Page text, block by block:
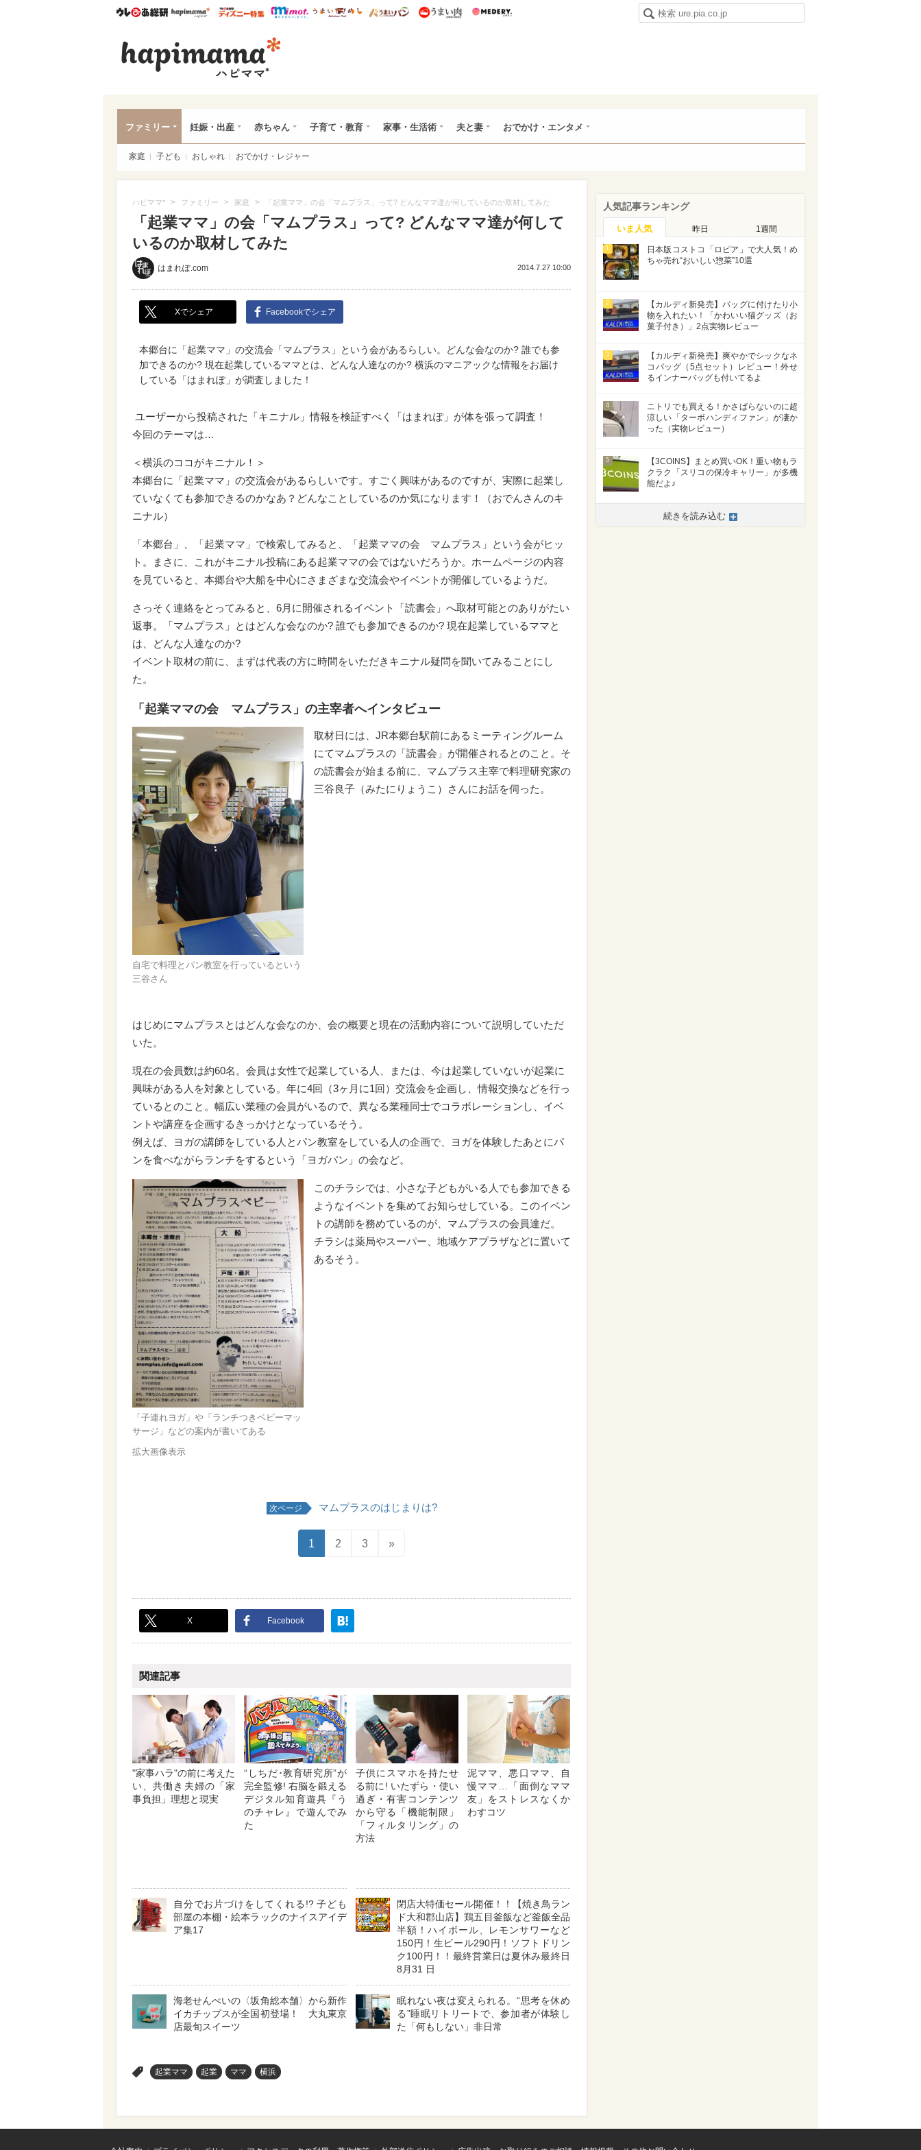
ウレぴあ総研ハピママ* ウレぴあ総研 ディズニー特集
mimot. うまいめし うまいパン うまい肉
ファミリー 妊娠・出産 赤ちゃん 子育て・教育 家事・生活術 夫と妻 おでかけ・エンタメ
家庭 子ども おしゃれ おでかけ・レジャー
ハピママ* > ファミリー > 家庭 > 「起業ママ」の会「マムプラス」って? どんなママ達が何しているのか取材してみた
「起業ママ」の会「マムプラス」って? どんなママ達が何して
いるのか取材してみた
はまれぽ.com 2014.7.27 10:00
Xでシェア Facebookでシェア
本郷台に「起業ママ」の交流会「マムプラス」という会があるらしい。どんな会なのか? 誰でも参
加できるのか? 現在起業しているママとは、どんな人達なのか? 横浜のマニアックな情報をお届け
している「はまれぽ」が調査しました！
ユーザーから投稿された「キニナル」情報を検証すべく「はまれぽ」が体を張って調査！
今回のテーマは…
＜横浜のココがキニナル！＞
本郷台に「起業ママ」の交流会があるらしいです。すごく興味があるのですが、実際に起業し
ていなくても参加できるのかなあ？どんなことしているのか気になります！（おでんさんのキ
ニナル）
「本郷台」、「起業ママ」で検索してみると、「起業ママの会 マムプラス」という会がヒッ
ト。まさに、これがキニナル投稿にある起業ママの会ではないだろうか。ホームページの内容
を見ていると、本郷台や大船を中心にさまざまな交流会やイベントが開催しているようだ。
さっそく連絡をとってみると、6月に開催されるイベント「読書会」へ取材可能とのありがたい
返事。「マムプラス」とはどんな会なのか? 誰でも参加できるのか? 現在起業しているママと
は、どんな人達なのか?
イベント取材の前に、まずは代表の方に時間をいただきキニナル疑問を聞いてみることにし
た。
「起業ママの会 マムプラス」の主宰者へインタビュー
自宅で料理とパン教室を行っているという
三谷さん
取材日には、JR本郷台駅前にあるミーティングルーム
にてマムプラスの「読書会」が開催されるとのこと。そ
の読書会が始まる前に、マムプラス主宰で料理研究家の
三谷良子（みたにりょうこ）さんにお話を伺った。
はじめにマムプラスとはどんな会なのか、会の概要と現在の活動内容について説明していただ
いた。
現在の会員数は約60名。会員は女性で起業している人、または、今は起業していないが起業に
興味がある人を対象としている。年に4回（3ヶ月に1回）交流会を企画し、情報交換などを行っ
ているとのこと。幅広い業種の会員がいるので、異なる業種同士でコラボレーションし、イベ
ントや講座を企画するきっかけとなっているそう。
例えば、ヨガの講師をしている人とパン教室をしている人の企画で、ヨガを体験したあとにパ
ンを食べながらランチをするという「ヨガパン」の会など。
「子連れヨガ」や「ランチつきベビーマッ
サージ」などの案内が書いてある
拡大画像表示
このチラシでは、小さな子どもがいる人でも参加できる
ようなイベントを集めてお知らせしている。このイベン
トの講師を務めているのが、マムプラスの会員達だ。
チラシは薬局やスーパー、地域ケアプラザなどに置いて
あるそう。
次ページ マムプラスのはじまりは?
1 2 3 »
X Facebook
関連記事
"家事ハラ"の前に考えた
い、共働き夫婦の「家
事負担」理想と現実
“しちだ･教育研究所”が
完全監修! 右脳を鍛える
デジタル知育遊具『う
のチャレ』で遊んでみ
た
子供にスマホを持たせ
る前に! いたずら・使い
過ぎ・有害コンテンツ
から守る「機能制限」
「フィルタリング」の
方法
泥ママ、悪口ママ、自
慢ママ…「面倒なママ
友」をストレスなくか
わすコツ
自分でお片づけをしてくれる!? 子ども
部屋の本棚・絵本ラックのナイスアイデ
ア集17
閉店大特価セール開催！！【焼き鳥ラン
ド大和郡山店】鶏五目釜飯など釜飯全品
半額！ハイボール、レモンサワーなど
150円！生ビール290円！ソフトドリン
ク100円！！最終営業日は夏休み最終日
8月31 日
海老せんべいの〈坂角総本舗〉から新作
イカチップスが全国初登場！ 大丸東京
店最旬スイーツ
眠れない夜は変えられる。“思考を休め
る”睡眠リトリートで、参加者が体験し
た「何もしない」非日常
起業ママ 起業 ママ 横浜
人気記事ランキング
いま人気 昨日 1週間
1
日本版コストコ「ロピア」で大人気！め
ちゃ売れ“おいしい惣菜”10選
2
【カルディ新発売】バッグに付けたり小
物を入れたい！「かわいい猫グッズ（お
菓子付き）」2点実物レビュー
3
【カルディ新発売】爽やかでシックなネ
コバッグ（5点セット）レビュー！外せ
るインナーバッグも付いてるよ
4
ニトリでも買える！かさばらないのに超
涼しい「ターボハンディファン」が凄か
った（実物レビュー）
5
【3COINS】まとめ買いOK！重い物もラ
クラク「スリコの保冷キャリー」が多機
能だよ♪
続きを読み込む